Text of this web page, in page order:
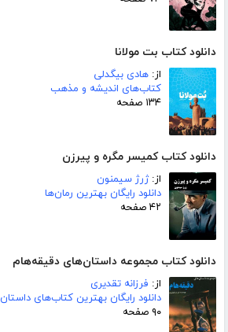
دانلود کتاب بت مولانا
از: هادی بیگدلی
کتاب‌های اندیشه و مذهب
۱۳۴ صفحه
دانلود کتاب کمیسر مگره و پیرزن
از:ژرژ سیمنون
دانلود رایگان بهترین رمان‌ها
۴۲ صفحه
دانلود کتاب مجموعه داستان‌های دقیقه‌هام
از: فرزانه تقدیری
دانلود رایگان بهترین کتاب‌های داستان
۹۰ صفحه